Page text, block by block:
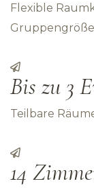
Flexible
Bis zu 3
Teilbare
14